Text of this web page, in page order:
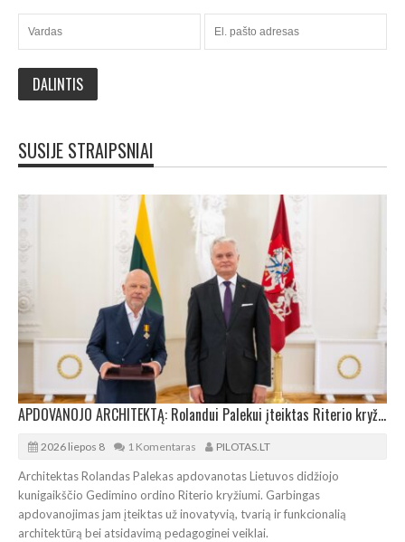
SUSIJE STRAIPSNIAI
APDOVANOJO ARCHITEKTĄ: Rolandui Palekui įteiktas Riterio kryžius
2026 liepos 8 1 Komentaras PILOTAS.LT
Architektas Rolandas Palekas apdovanotas Lietuvos didžiojo
kunigaikščio Gedimino ordino Riterio kryžiumi. Garbingas
apdovanojimas jam įteiktas už inovatyvią, tvarią ir funkcionalią
architektūrą bei atsidavimą pedagoginei veiklai.